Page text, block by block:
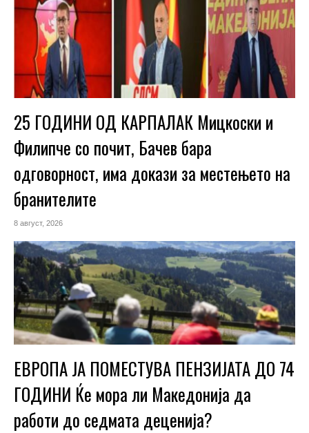
25 ГОДИНИ ОД КАРПАЛАК Мицкоски и
Филипче со почит, Бачев бара
одговорност, има докази за местењето на
бранителите
8 август, 2026
ЕВРОПА ЈА ПОМЕСТУВА ПЕНЗИЈАТА ДО 74
ГОДИНИ Ќе мора ли Македонија да
работи до седмата деценија?